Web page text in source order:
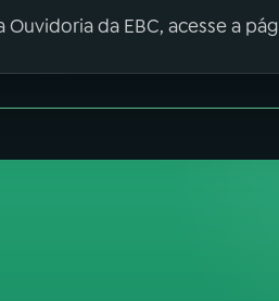
da EBC, acesse a